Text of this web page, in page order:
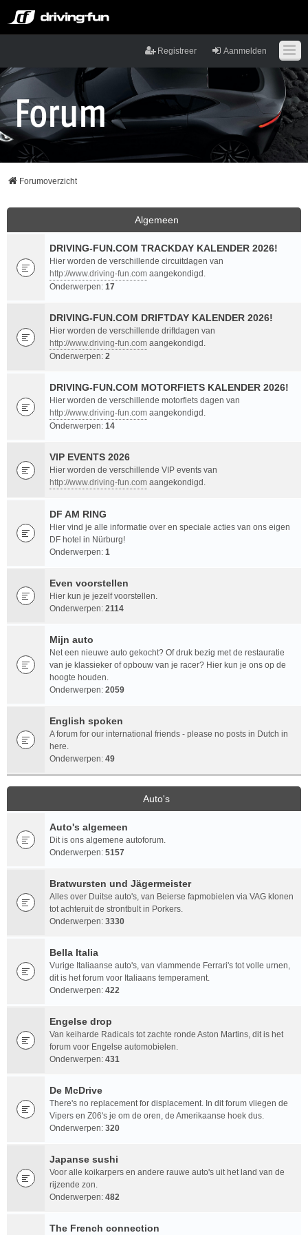
Aanmelden
Registreer
Forumoverzicht
Algemeen
DRIVING-FUN.COM TRACKDAY KALENDER 2026!
Hier worden de verschillende circuitdagen van
http://www.driving-fun.com aangekondigd.
Onderwerpen: 17
DRIVING-FUN.COM DRIFTDAY KALENDER 2026!
Hier worden de verschillende driftdagen van
http://www.driving-fun.com aangekondigd.
Onderwerpen: 2
DRIVING-FUN.COM MOTORFIETS KALENDER 2026!
Hier worden de verschillende motorfiets dagen van
http://www.driving-fun.com aangekondigd.
Onderwerpen: 14
VIP EVENTS 2026
Hier worden de verschillende VIP events van
http://www.driving-fun.com aangekondigd.
DF AM RING
Hier vind je alle informatie over en speciale acties van ons eigen
DF hotel in Nürburg!
Onderwerpen: 1
Even voorstellen
Hier kun je jezelf voorstellen.
Onderwerpen: 2114
Mijn auto
Net een nieuwe auto gekocht? Of druk bezig met de restauratie
van je klassieker of opbouw van je racer? Hier kun je ons op de
hoogte houden.
Onderwerpen: 2059
English spoken
A forum for our international friends - please no posts in Dutch in
here.
Onderwerpen: 49
Auto's
Auto's algemeen
Dit is ons algemene autoforum.
Onderwerpen: 5157
Bratwursten und Jägermeister
Alles over Duitse auto's, van Beierse fapmobielen via VAG klonen
tot achteruit de strontbult in Porkers.
Onderwerpen: 3330
Bella Italia
Vurige Italiaanse auto's, van vlammende Ferrari's tot volle urnen,
dit is het forum voor Italiaans temperament.
Onderwerpen: 422
Engelse drop
Van keiharde Radicals tot zachte ronde Aston Martins, dit is het
forum voor Engelse automobielen.
Onderwerpen: 431
De McDrive
There's no replacement for displacement. In dit forum vliegen de
Vipers en Z06's je om de oren, de Amerikaanse hoek dus.
Onderwerpen: 320
Japanse sushi
Voor alle koikarpers en andere rauwe auto's uit het land van de
rijzende zon.
Onderwerpen: 482
The French connection